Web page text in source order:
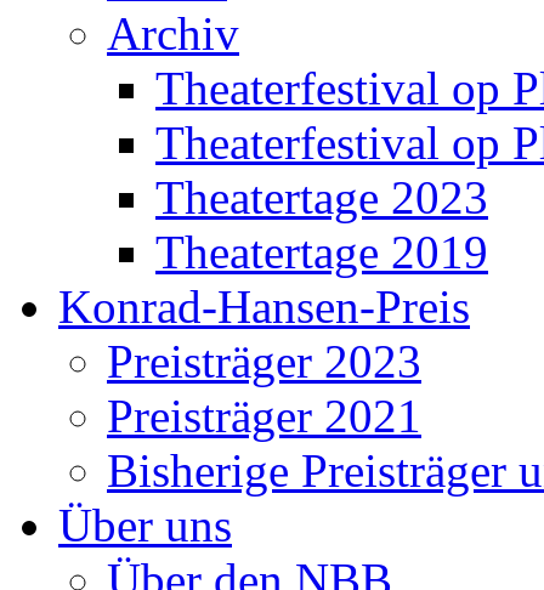
Archiv
Theaterfestival op
Theaterfestival op
Theatertage 2023
Theatertage 2019
Konrad-Hansen-Preis
Preisträger 2023
Preisträger 2021
Bisherige Preisträger
Über uns
Über den NBB